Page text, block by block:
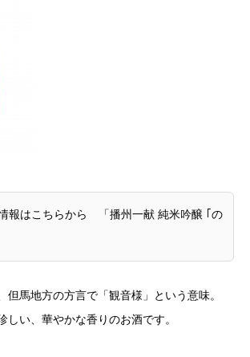
報はこちらから
「播州一献 純米吟醸 ｢の
但馬地方の方言で「観音様」という意味。
しい、華やかな香りのお酒です。